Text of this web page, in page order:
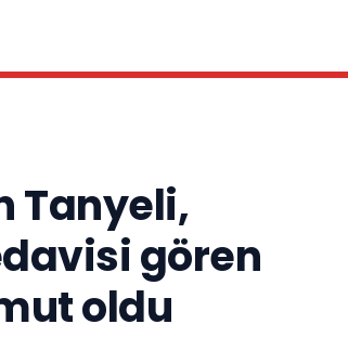
Tanyeli,
gören
oldu